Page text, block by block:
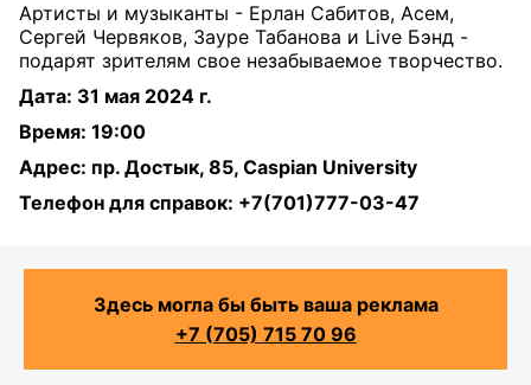
Артисты и музыканты - Ерлан Сабитов, Асем,
Сергей Червяков, Зауре Табанова и Live Бэнд -
подарят зрителям свое незабываемое творчество.
Дата: 31 мая 2024 г.
Время: 19:00
Адрес: пр. Достык, 85, Caspian University
Телефон для справок: +7(701)777-03-47
Здесь могла бы быть ваша реклама
+7 (705) 715 70 96